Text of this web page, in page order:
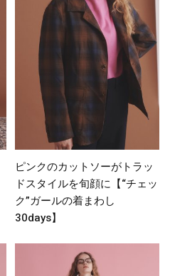
ピンクのカットソーがトラッ
ドスタイルを旬顔に【“チェッ
ク”ガールの着まわし
30days】